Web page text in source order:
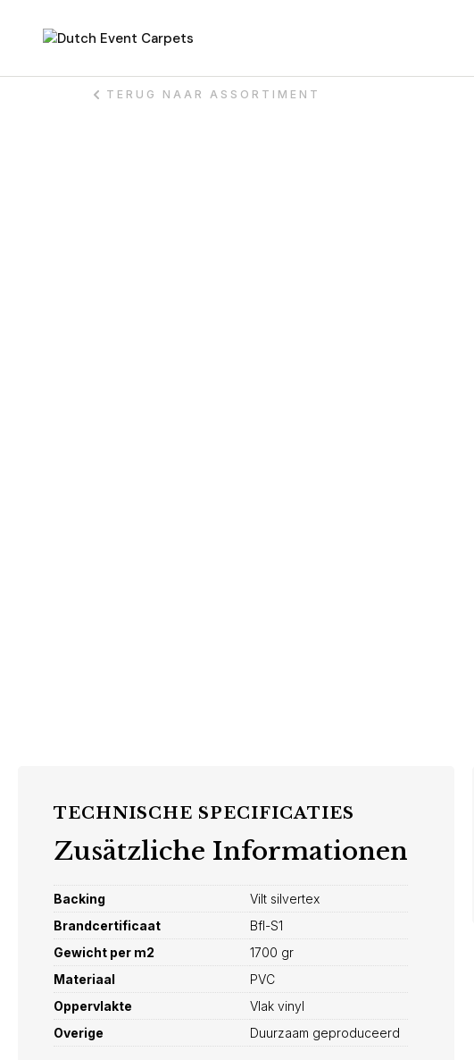
TERUG NAAR ASSORTIMENT
TECHNISCHE SPECIFICATIES
Zusätzliche Informationen
Backing
Vilt silvertex
Brandcertificaat
Bfl-S1
Gewicht per m2
1700 gr
Materiaal
PVC
Oppervlakte
Vlak vinyl
Overige
Duurzaam geproduceerd